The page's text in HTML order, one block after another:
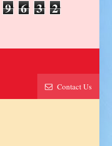
9 6 3 2
Contact Us